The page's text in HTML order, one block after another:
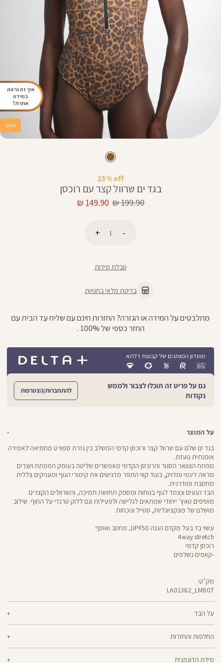
25% off
בגד ים שרוול קצר עם רוכסן
מחיר
149.90 ₪
מחיר
199.90 ₪
טבלת מידות
בדיקת מלאי בחנויות
מתלבטים על המידה או הגזרה? החזרות חינם עם שליח עד הבית עם
החזר כספי של 100% .
גם על פריט זה תוכלו לצבור ולממש
נקודות
להתחברות/הצטרפות
על המוצר
על הבד
החלפות והחזרות
מידת הדוגמנית
בגד ים שלם עם שרוול קצר ורוכסן קדמי המשלב בין גזרת ספורט מחמיאה לאמירה
אופנתית נועזת.
מפתח הצוואר הסגור והרוכסן הקדמי מאפשרים שליטה בעומק המפתח ויוצרים
מראה דינמי ומדויק, בעוד קווי התפר מדגישים את קימורי הגוף ומעניקים צללית
מחטבת ומודרנית.
הבד הנעים ונצמד לגוף בנוחות ומספק תחושת תמיכה, והשרוולים הקצרים
מוסיפים טאץ’ ייחודי שמתאים לגלישה ולפעילות וגם ללוק טרנדי על החוף. שילוב
מושלם של פונקציונליות, סטייל ונוכחות.
עשוי בד בעל מקדם הגנה UPF50, מחטב ואוסף
4way stretch
רוכסן קדמי
-קאפים נשלפים
מק"ט:
LA01382_LM80T
בד ממוחזר ואקולוגי, עם טכנולוגיית הגנה מפני השמש UPF50
למדיניות ההחזרות\החלפות של הרשת.
איך זה נראה
במידה
אחרת?
sale